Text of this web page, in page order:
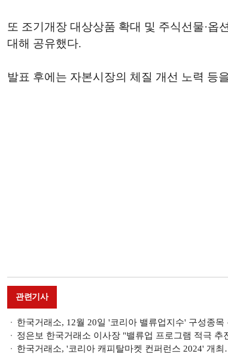
또 조기개장 대상상품 확대 및 주식선물·옵
대해 공유했다.
발표 후에는 자본시장의 체질 개선 노력 등
관련기사
한국거래소, 12월 20일 '코리아 밸류업지수' 구성종
정은보 한국거래소 이사장 "밸류업 프로그램 적극 추
한국거래소, '코리아 캐피탈마켓 컨퍼런스 2024' 개